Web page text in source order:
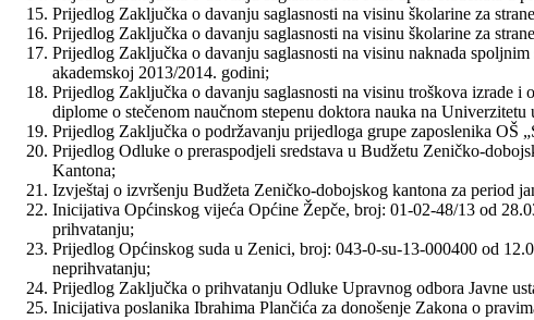
Prijedlog Zaključka o davanju saglasnosti na visinu školarine za
Prijedlog Zaključka o davanju saglasnosti na visinu školarine za
Prijedlog Zaključka o davanju saglasnosti na visinu naknada
akademskoj 2013/2014. godini;
Prijedlog Zaključka o davanju saglasnosti na visinu troškova izrade
diplome o stečenom naučnom stepenu doktora nauka na
Prijedlog Zaključka o podržavanju prijedloga grupe zaposlenika OŠ
Prijedlog Odluke o preraspodjeli sredstava u Budžetu Zeničko-
Kantona;
Izvještaj o izvršenju Budžeta Zeničko-dobojskog kantona za period
Inicijativa Općinskog vijeća Općine Žepče, broj: 01-02-48/13 od
prihvatanju;
Prijedlog Općinskog suda u Zenici, broj: 043-0-su-13-000400 od
neprihvatanju;
Prijedlog Zaključka o prihvatanju Odluke Upravnog odbora Javne
Inicijativa poslanika Ibrahima Plančića za donošenje Zakona o